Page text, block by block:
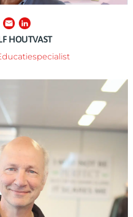
HOUTVAST
bij de financiën voor de Week
meer dan 20 jaar verschillende
bij op financieel gebied.